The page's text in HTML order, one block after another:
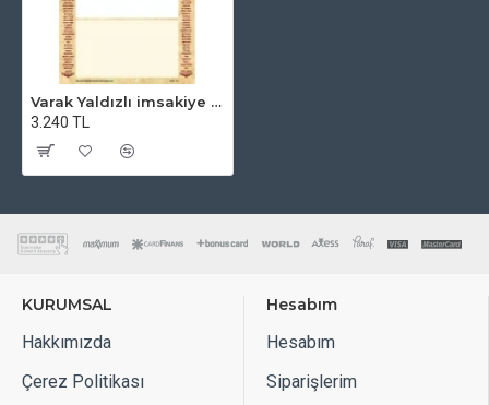
Varak Yaldızlı imsakiye - 4 - Baskısız
3.240 TL
KURUMSAL
Hakkımızda
Çerez Politikası
Hesabım
Hesabım
Siparişlerim